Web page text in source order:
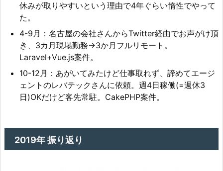
休みが取りやすいという理由で4年ぐらい惰性でやって
た。
4-9月：名古屋の会社さんからTwitter経由でお声がけ頂
き、3カ月現場勤務→3か月フルリモート。
Laravel+Vue.js案件。
10-12月：あがいてみたけど仕事取れず、諦めてエージ
ェントのレバテックさんに依頼。週4日稼働(=週休3
日)OKだけど客先常駐。CakePHP案件。
2019年 振り返り